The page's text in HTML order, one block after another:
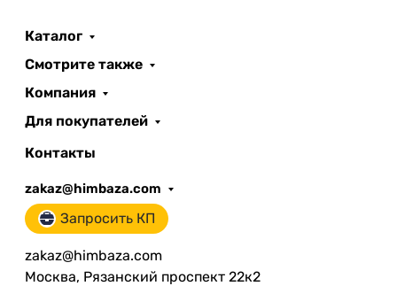
Каталог
Смотрите также
Компания
Для покупателей
Контакты
zakaz@himbaza.com
Запросить КП
zakaz@himbaza.com
Москва, Рязанский проспект 22к2